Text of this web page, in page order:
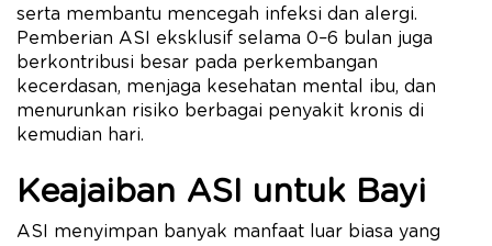
serta membantu mencegah infeksi dan alergi.
Pemberian ASI eksklusif selama 0–6 bulan juga
berkontribusi besar pada perkembangan
kecerdasan, menjaga kesehatan mental ibu, dan
menurunkan risiko berbagai penyakit kronis di
kemudian hari.
Keajaiban ASI untuk Bayi
ASI menyimpan banyak manfaat luar biasa yang